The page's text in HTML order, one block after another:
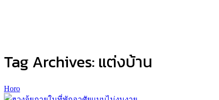
Tag Archives: แต่งบ้าน
Horo